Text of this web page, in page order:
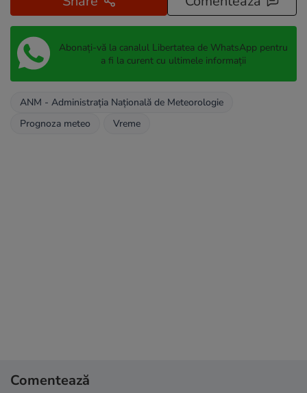
Abonați-vă la canalul Libertatea de WhatsApp pentru
a fi la curent cu ultimele informații
ANM - Administraţia Naţională de Meteorologie
Prognoza meteo
Vreme
Comentează